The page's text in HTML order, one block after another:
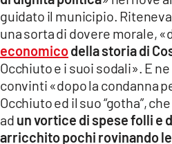
guidato il municipio.
una sorta di dovere morale,
economicodella storia di
Occhiuto e i suoi sodali». E
convinti «dopo la condanna
Occhiuto ed il suo “gotha”,
ad un vortice di spese folli e
arricchito pochi rovinando